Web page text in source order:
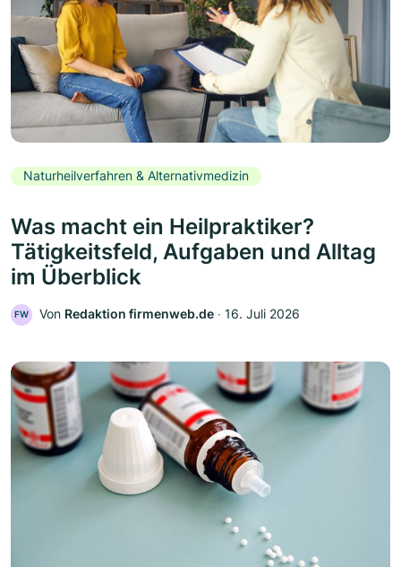
Naturheilverfahren & Alternativmedizin
Was macht ein Heilpraktiker?
Tätigkeitsfeld, Aufgaben und Alltag
im Überblick
FW Von Redaktion firmenweb.de ‧ 16. Juli 2026